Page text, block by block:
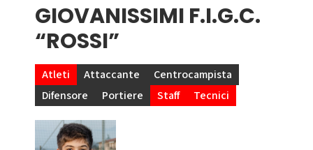
GIOVANISSIMI F.I.G.C.
“ROSSI”
Atleti Attaccante
Centrocampista
Difensore
Portiere Staff Tecnici